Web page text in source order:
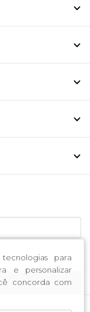
para
e personalizar
concorda com